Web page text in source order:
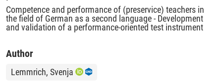
Competence and performance of (preservice) teachers in
the field of German as a second language - Development
and validation of a performance-oriented test instrument
Author
Lemmrich, Svenja